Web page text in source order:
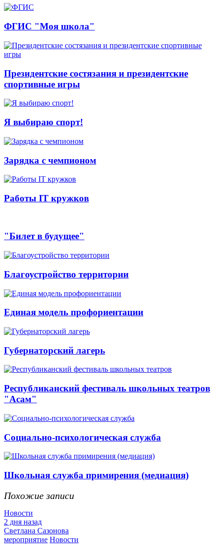
ФГИС "Моя школа"
Президентские состязания и президентские
спортивные игры
Я выбираю спорт!
Зарядка с чемпионом
Работы IT кружков
"Билет в будущее"
Благоустройство территории
Единая модель профориентации
Губернаторский лагерь
Республиканский фестиваль школьных театров
"Асам"
Социально-психологическая служба
Школьная служба примирения (медиация)
Похожие записи
Новости
2 дня назад
Светлана Сазонова
мероприятие Новости